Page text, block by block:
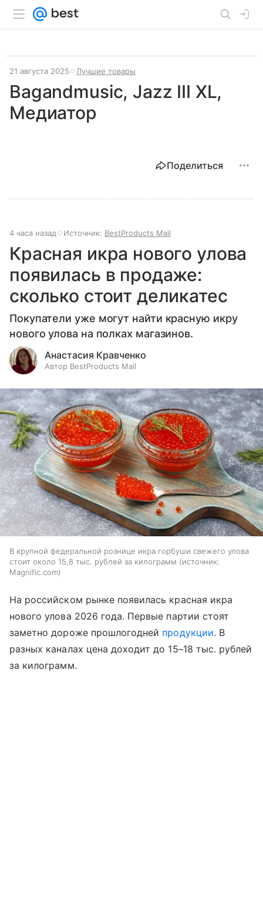
21 августа 2025 Лучшие товары
Bagandmusic, Jazz III XL,
Медиатор
Поделиться
4 часа назад Источник: BestProducts Mail
Красная икра нового улова
появилась в продаже:
сколько стоит деликатес
Покупатели уже могут найти красную икру
нового улова на полках магазинов.
Анастасия Кравченко
Автор BestProducts Mail
В крупной федеральной рознице икра горбуши свежего улова
стоит около 15,8 тыс. рублей за килограмм
источник:
Magnific.com
На российском рынке появилась красная икра
нового улова 2026 года. Первые партии стоят
заметно дороже прошлогодней продукции. В
разных каналах цена доходит до 15–18 тыс. рублей
за килограмм.